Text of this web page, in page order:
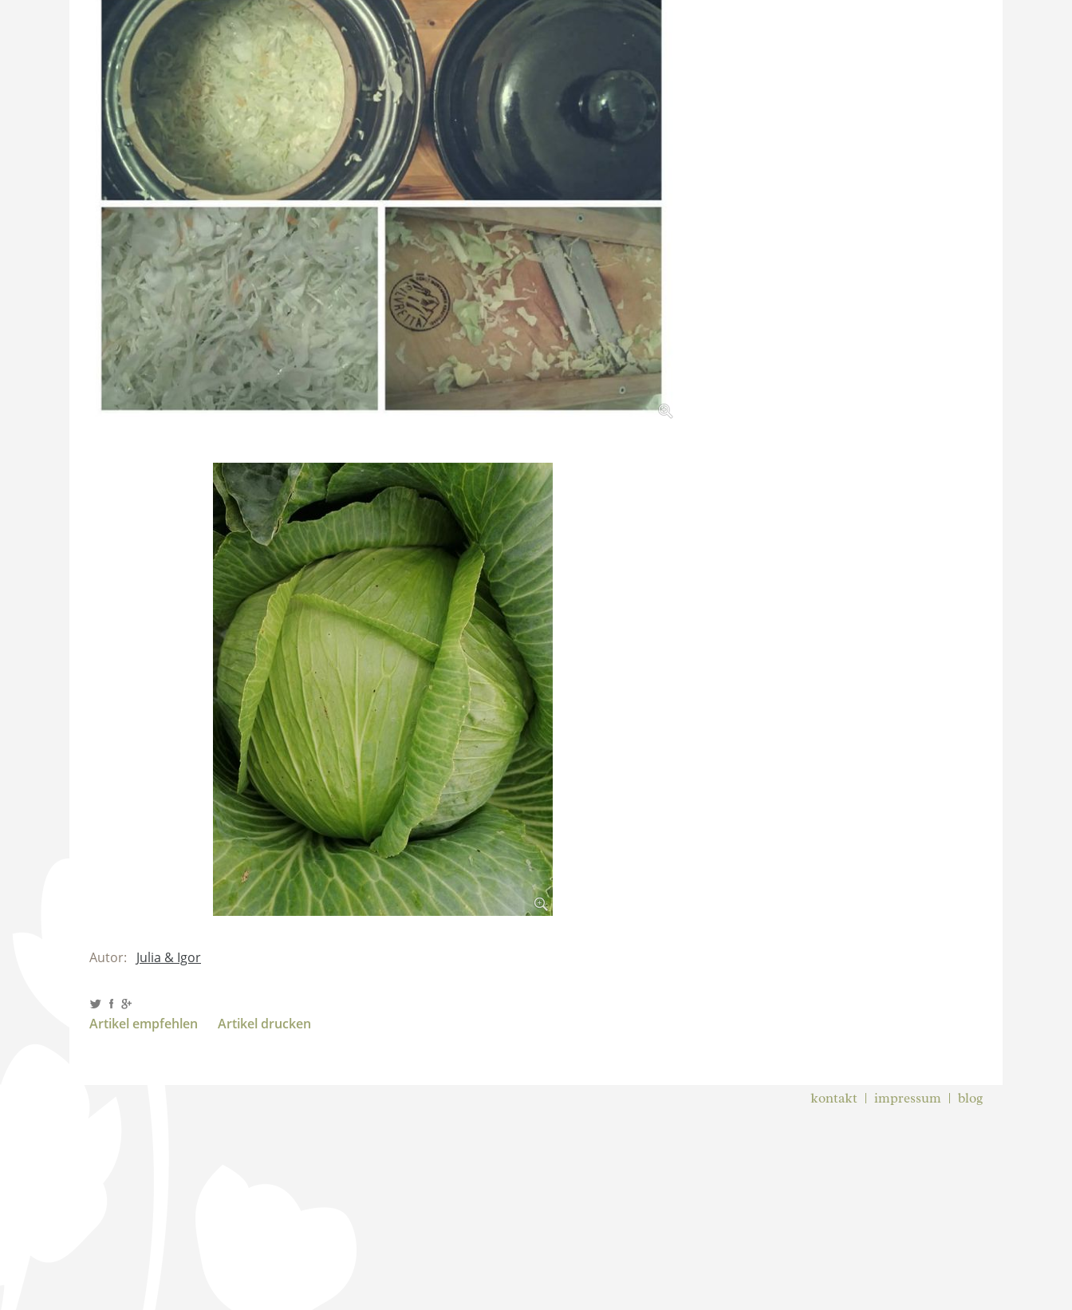
Autor: Julia & Igor
Artikel empfehlen Artikel drucken
kontakt impressum blog